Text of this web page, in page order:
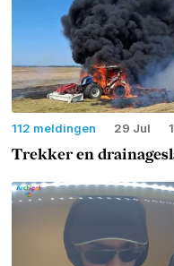
112 meldingen 29 Jul
Trekker en